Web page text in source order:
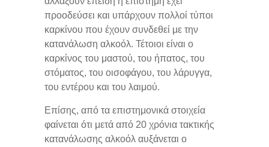
προοδεύσει και υπάρχουν πολλοί τύποι
καρκίνου που έχουν συνδεθεί με την
κατανάλωση αλκοόλ. Τέτοιοι είναι ο
καρκίνος του μαστού, του ήπατος, του
στόματος, του οισοφάγου, του λάρυγγα,
του εντέρου και του λαιμού.
Επίσης, από τα επιστημονικά στοιχεία
φαίνεται ότι μετά από 20 χρόνια τακτικής
κατανάλωσης αλκοόλ αυξάνεται ο